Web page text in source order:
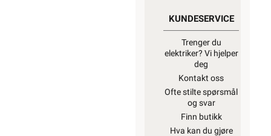
KUNDESERVICE
Trenger du
elektriker? Vi hjelper
deg
Kontakt oss
Ofte stilte spørsmål
og svar
Finn butikk
Hva kan du gjøre